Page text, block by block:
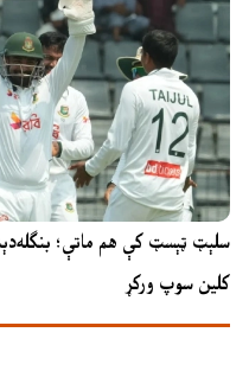
سلېټ ټېسټ کې هم ماتې؛
کلین سوپ ورکړ